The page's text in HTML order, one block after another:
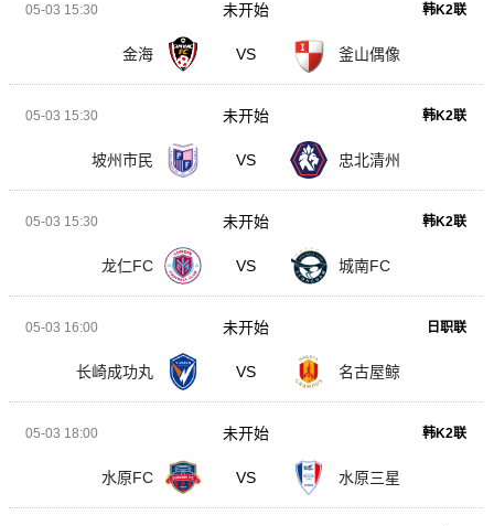
05-03 15:30 韩K2联
金海 VS 釜山偶像
未开始
05-03 15:30 韩K2联
坡州市民 VS 忠北清州
未开始
05-03 15:30 韩K2联
龙仁FC VS 城南FC
未开始
05-03 16:00 日职联
长崎成功丸 VS 名古屋鲸
未开始
05-03 18:00 韩K2联
水原FC VS 水原三星
未开始